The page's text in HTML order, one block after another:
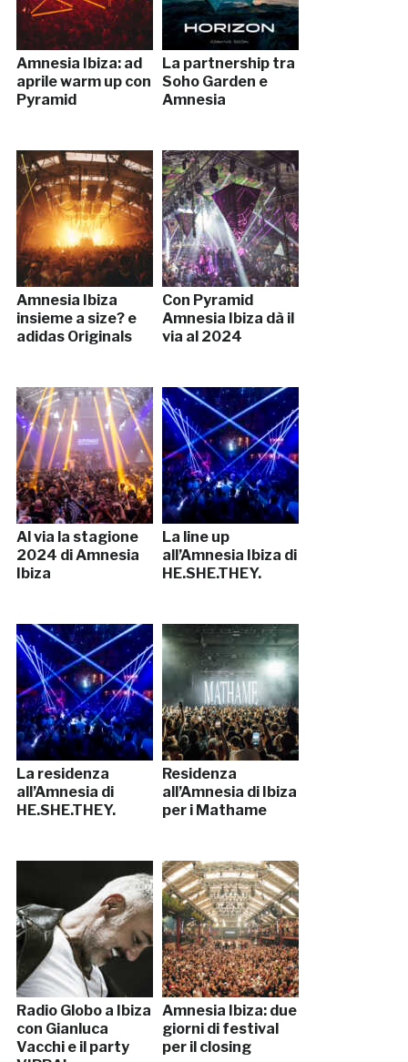
Amnesia Ibiza: ad
aprile warm up con
Pyramid
La partnership tra
Soho Garden e
Amnesia
Amnesia Ibiza
insieme a size? e
adidas Originals
Con Pyramid
Amnesia Ibiza dà il
via al 2024
Al via la stagione
2024 di Amnesia
Ibiza
La line up
all’Amnesia Ibiza di
HE.SHE.THEY.
La residenza
all’Amnesia di
HE.SHE.THEY.
Residenza
all’Amnesia di Ibiza
per i Mathame
Radio Globo a Ibiza
con Gianluca
Vacchi e il party
Amnesia Ibiza: due
giorni di festival
per il closing